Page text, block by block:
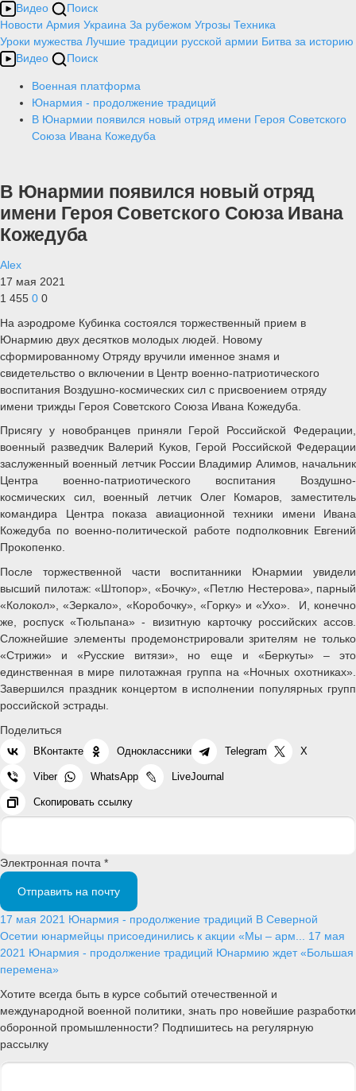
Видео
Поиск
Новости Армия Украина За рубежом Угрозы Техника
Уроки мужества Лучшие традиции русской армии Битва за историю
Видео
Поиск
Военная платформа
Юнармия - продолжение традиций
В Юнармии появился новый отряд имени Героя Советского
Союза Ивана Кожедуба
В Юнармии появился новый отряд
имени Героя Советского Союза Ивана
Кожедуба
Alex
17 мая 2021
1 455 0 0
На аэродроме Кубинка состоялся торжественный прием в
Юнармию двух десятков молодых людей. Новому
сформированному Отряду вручили именное знамя и
свидетельство о включении в Центр военно-патриотического
воспитания Воздушно-космических сил с присвоением отряду
имени трижды Героя Советского Союза Ивана Кожедуба.
Присягу у новобранцев приняли Герой Российской Федерации,
военный разведчик Валерий Куков, Герой Российской Федерации
заслуженный военный летчик России Владимир Алимов, начальник
Центра военно-патриотического воспитания Воздушно-
космических сил, военный летчик Олег Комаров, заместитель
командира Центра показа авиационной техники имени Ивана
Кожедуба по военно-политической работе подполковник Евгений
Прокопенко.
После торжественной части воспитанники Юнармии увидели
высший пилотаж: «Штопор», «Бочку», «Петлю Нестерова», парный
«Колокол», «Зеркало», «Коробочку», «Горку» и «Ухо». И, конечно
же, роспуск «Тюльпана» - визитную карточку российских ассов.
Сложнейшие элементы продемонстрировали зрителям не только
«Стрижи» и «Русские витязи», но еще и «Беркуты» – это
единственная в мире пилотажная группа на «Ночных охотниках».
Завершился праздник концертом в исполнении популярных групп
российской эстрады.
Поделиться
ВКонтакте Одноклассники Telegram X
Viber WhatsApp LiveJournal
Скопировать ссылку
Электронная почта *
Отправить на почту
17 мая 2021 Юнармия - продолжение традиций В Северной
Осетии юнармейцы присоединились к акции «Мы – арм... 17 мая
2021 Юнармия - продолжение традиций Юнармию ждет «Большая
перемена»
Хотите всегда быть в курсе событий отечественной и
международной военной политики, знать про новейшие разработки
оборонной промышленности? Подпишитесь на регулярную
рассылку